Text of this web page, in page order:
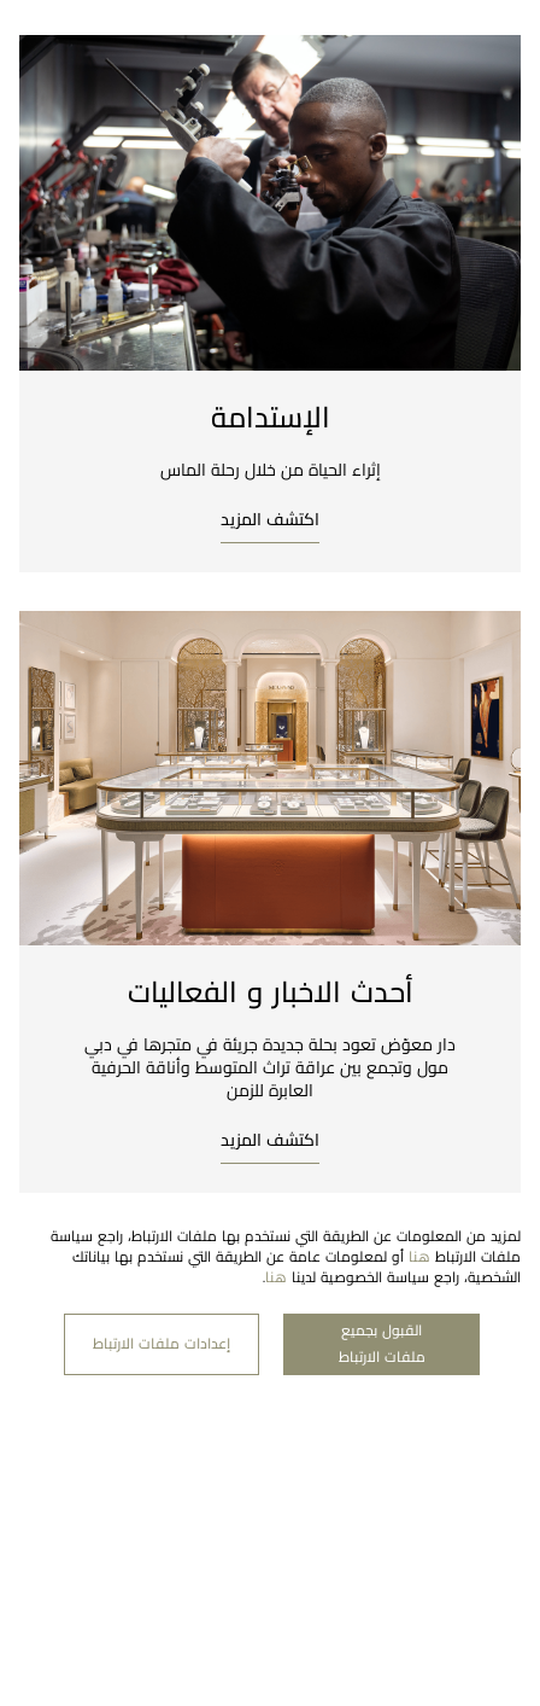
الإستدامة
إثراء الحياة من خلال رحلة الماس
اكتشف المزيد
أحدث الاخبار و الفعاليات
دار معوّض تعود بحلة جديدة جريئة في متجرها في دبي
مول وتجمع بين عراقة تراث المتوسط وأناقة الحرفية
العابرة للزمن
اكتشف المزيد
النشرة الإخبارية
لمزيد من المعلومات عن الطريقة التي نستخدم بها ملفات الارتباط، راجع سياسة
ملفات الارتباط هنا
أو لمعلومات عامة عن الطريقة التي نستخدم بها بياناتك
الشخصية، راجع سياسة الخصوصية لدينا هنا.
القبول بجميع
ملفات الارتباط
إعدادات ملفات الارتباط